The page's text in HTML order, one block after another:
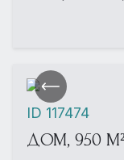
ДОМ, 950
ID 117474